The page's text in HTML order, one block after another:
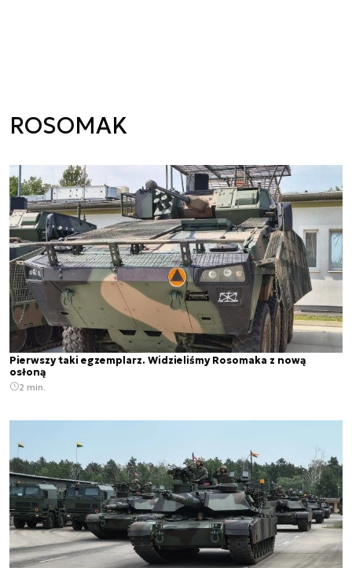
ROSOMAK
Pierwszy taki egzemplarz. Widzieliśmy Rosomaka z nową
osłoną
2 min.